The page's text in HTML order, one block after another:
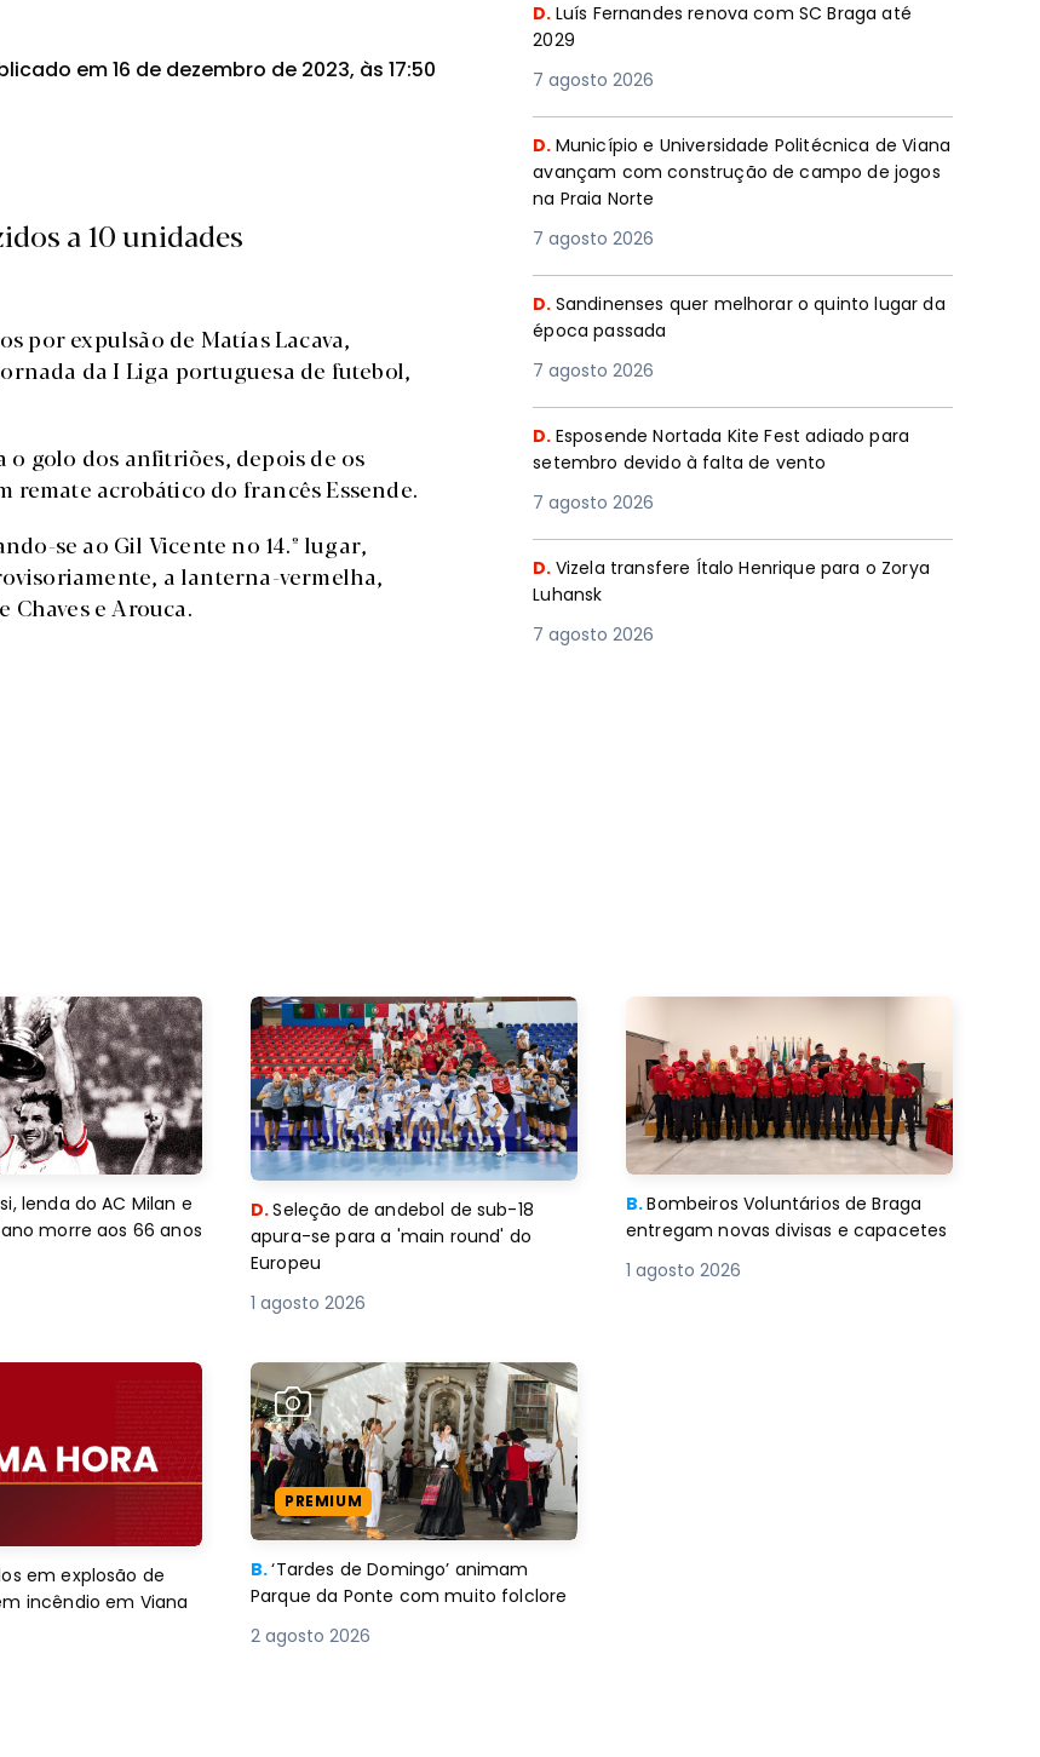
em 16 de dezembro de 2023, às 17:50
a 10 unidades
por expulsão de Matías Lacava,
da I Liga portuguesa de futebol,
o golo dos anfitriões, depois de os
acrobático do francês Essende.
se ao Gil Vicente no 14.º lugar,
a lanterna-vermelha,
e Arouca.
D. Luís Fernandes renova com SC Braga até
2029
7 agosto 2026
D. Município e Universidade Politécnica de Viana
avançam com construção de campo de jogos
na Praia Norte
7 agosto 2026
D. Sandinenses quer melhorar o quinto lugar da
época passada
7 agosto 2026
D. Esposende Nortada Kite Fest adiado para
setembro devido à falta de vento
7 agosto 2026
D. Vizela transfere Ítalo Henrique para o Zorya
Luhansk
7 agosto 2026
lenda do AC Milan e
morre aos 66 anos
D.Seleção de andebol de sub-18
apura-se para a 'main round' do
Europeu
1 agosto 2026
B.Bombeiros Voluntários de Braga
entregam novas divisas e capacetes
1 agosto 2026
em explosão de
incêndio em Viana
PREMIUM
B.‘Tardes de Domingo’ animam
Parque da Ponte com muito folclore
2 agosto 2026